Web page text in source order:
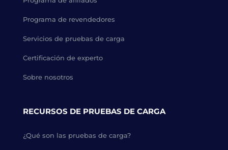
Programa de revendedores
Servicios de pruebas de carga
Certificación de experto
Sobre nosotros
RECURSOS DE PRUEBAS DE CARGA
¿Qué son las pruebas de carga?